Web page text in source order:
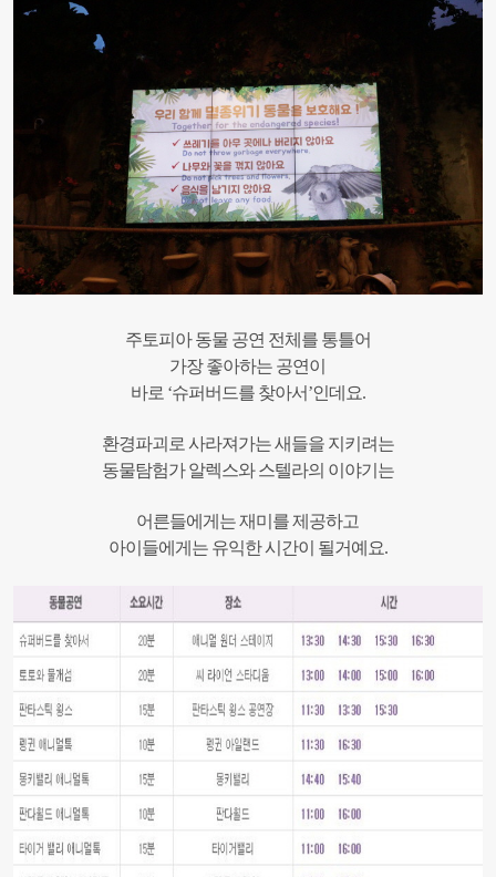
주토피아 동물 공연 전체를 통틀어
가장 좋아하는 공연이
바로 ‘슈퍼버드를 찾아서’인데요.
환경파괴로 사라져가는 새들을 지키려는
동물탐험가 알렉스와 스텔라의 이야기는
어른들에게는 재미를 제공하고
아이들에게는 유익한 시간이 될거예요.